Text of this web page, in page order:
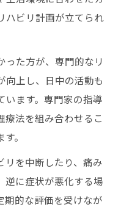
ハビリ計画が立てられ
った方が、専門的なリ
向上し、日中の活動も
います。専門家の指導
療法を組み合わせるこ
。
リを中断したり、痛み
逆に症状が悪化する場
期的な評価を受けなが